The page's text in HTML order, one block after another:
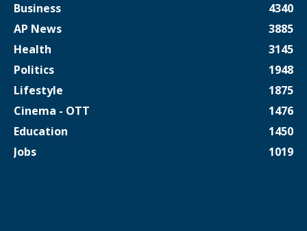
Business
4340
AP News
3885
Health
3145
Politics
1948
Lifestyle
1875
Cinema - OTT
1476
Education
1450
Jobs
1019